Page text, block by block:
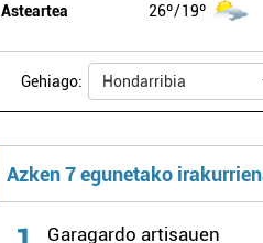
Asteartea 26º 19º
Gehiago: Hondarribia
Azken 7 egunetako
Garagardo artisauen